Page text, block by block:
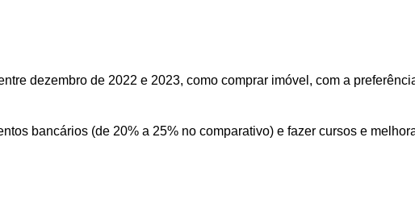
dezembro de 2022 e 2023, como comprar imóvel, com a
bancários (de 20% a 25% no comparativo) e fazer cursos e